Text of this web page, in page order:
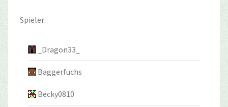
Spieler:
_Dragon33_
Baggerfuchs
Becky0810